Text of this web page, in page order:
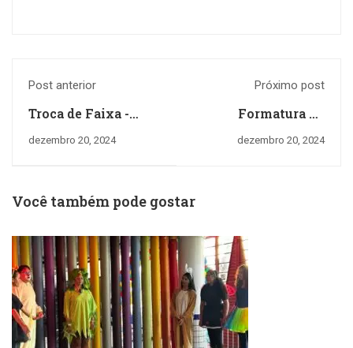
Post anterior
Troca de Faixa -
Krav Magá PEC-CCI
dezembro 20, 2024
Próximo post
Formatura do
Jardim II: Uma
dezembro 20, 2024
Você também pode gostar